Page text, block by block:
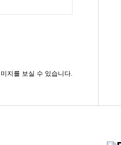
지를 보실 수 있습니다.